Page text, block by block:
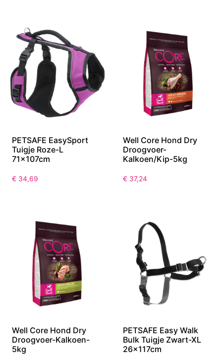
PETSAFE EasySport
Tuigje Roze-L
71x107cm
€ 34,69
Well Core Hond Dry
Droogvoer-
Kalkoen/Kip-5kg
€ 37,24
Well Core Hond Dry
Droogvoer-Kalkoen-
5kg
PETSAFE Easy Walk
Bulk Tuigje Zwart-XL
26x117cm